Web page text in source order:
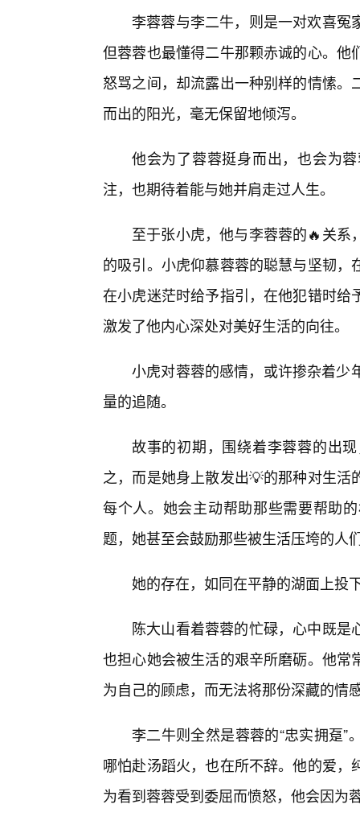
李蓉蓉与李二牛，则是一对欢喜冤
但蓉蓉也最懂得二牛那颗赤诚的心。
怒骂之间，却流露出一种别样的情愫
而出的阳光，毫无保留地倾泻。
他会为了蓉蓉挺身而出，也会为
注，也期待着能与她并肩走过人生。
至于张小虎，他与李蓉蓉的🔥关
的吸引。小虎仰慕蓉蓉的聪慧与坚韧
在小虎迷茫时给予指引，在他犯错时
激发了他内心深处对美好生活的向往。
小虎对蓉蓉的感情，或许掺杂着少
量的追随。
故事的初期，围绕着李蓉蓉的出
之，而是她身上散发出💡的那种对生
每个人。她会主动帮助那些需要帮助
题，她甚至会鼓励那些被生活压垮的人
她的存在，如同在平静的湖面上投
陈大山看着蓉蓉的忙碌，心中既
也担心她会被生活的艰辛所磨砺。他
为自己的顾虑，而无法将那份深藏的情
李二牛则全然是蓉蓉的“忠实拥趸
哪怕赴汤蹈火，也在所不辞。他的爱
为看到蓉蓉受到委屈而愤怒，他会因为